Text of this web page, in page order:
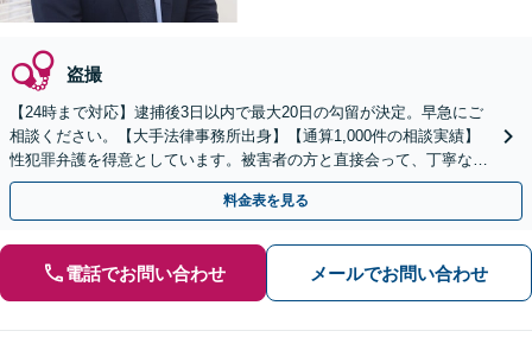
盗撮
【24時まで対応】逮捕後3日以内で最大20日の勾留が決定。早急にご
相談ください。【大手法律事務所出身】【通算1,000件の相談実績】
性犯罪弁護を得意としています。被害者の方と直接会って、丁寧な示
談交渉。少年犯罪／違法薬物／詐欺事件にも対応。
料金表を見る
電話でお問い合わせ メールでお問い合わせ